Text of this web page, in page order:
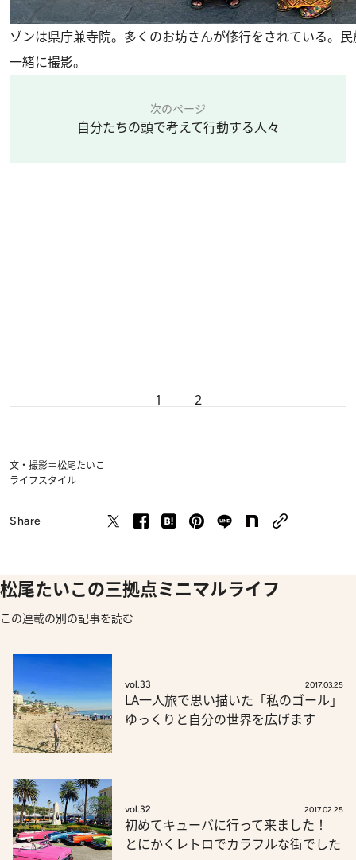
ゾンは県庁兼寺院。多くのお坊さんが修行をされている。
一緒に撮影。
次のページ
自分たちの頭で考えて行動する人々
1 2
文・撮影＝松尾たいこ
ライフスタイル
Share
松尾たいこの三拠点ミニマルライフ
この連載の別の記事を読む
vol.33 2017.03.25
LA一人旅で思い描いた「私のゴール」
ゆっくりと自分の世界を広げます
vol.32 2017.02.25
初めてキューバに行って来ました！
とにかくレトロでカラフルな街でした